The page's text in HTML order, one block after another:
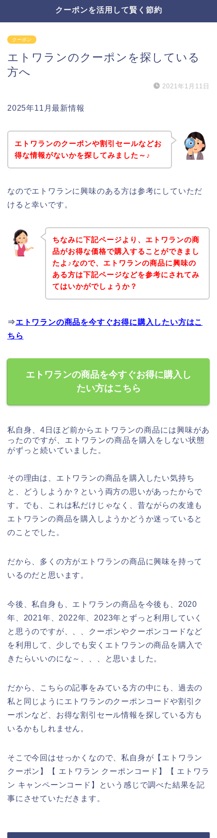
クーポンを活用して賢く節約
クーポン
エトワランのクーポンを探している
方へ
2021年1月11日
2025年11月最新情報
エトワランのクーポンや割引セールなどお
得な情報がないかを探してみました～♪
なのでエトワランに興味のある方は参考にしていただ
けると幸いです。
ちなみに下記ページより、エトワランの商
品がお得な価格で購入することができまし
たよ♪なので、エトワランの商品に興味の
ある方は下記ページなどを参考にされてみ
てはいかがでしょうか？
⇒エトワランの商品を今すぐお得に購入したい方はこ
ちら
エトワランの商品を今すぐお得に購入し
たい方はこちら
私自身、4日ほど前からエトワランの商品には興味があ
ったのですが、エトワランの商品を購入をしない状態
がずっと続いていました。
その理由は、エトワランの商品を購入したい気持ち
と、どうしようか？という両方の思いがあったからで
す。でも、これは私だけじゃなく、昔ながらの友達も
エトワランの商品を購入しようかどうか迷っていると
のことでした。
だから、多くの方がエトワランの商品に興味を持って
いるのだと思います。
今後、私自身も、エトワランの商品を今後も、2020
年、2021年、2022年、2023年とずっと利用していく
と思うのですが、、、クーポンやクーポンコードなど
を利用して、少しでも安くエトワランの商品を購入で
きたらいいのにな～、、、と思いました。
だから、こちらの記事をみている方の中にも、過去の
私と同じようにエトワランのクーポンコードや割引ク
ーポンなど、お得な割引セール情報を探している方も
いるかもしれません。
そこで今回はせっかくなので、私自身が【エトワラン
クーポン】【 エトワラン クーポンコード】【 エトワラ
ン キャンペーンコード】という感じで調べた結果を記
事にさせていただきます。